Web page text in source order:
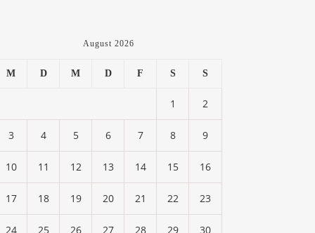
August 2026
M D M D F S S
1 2
3 4 5 6 7 8 9
10 11 12 13 14 15 16
17 18 19 20 21 22 23
24 25 26 27 28 29 30